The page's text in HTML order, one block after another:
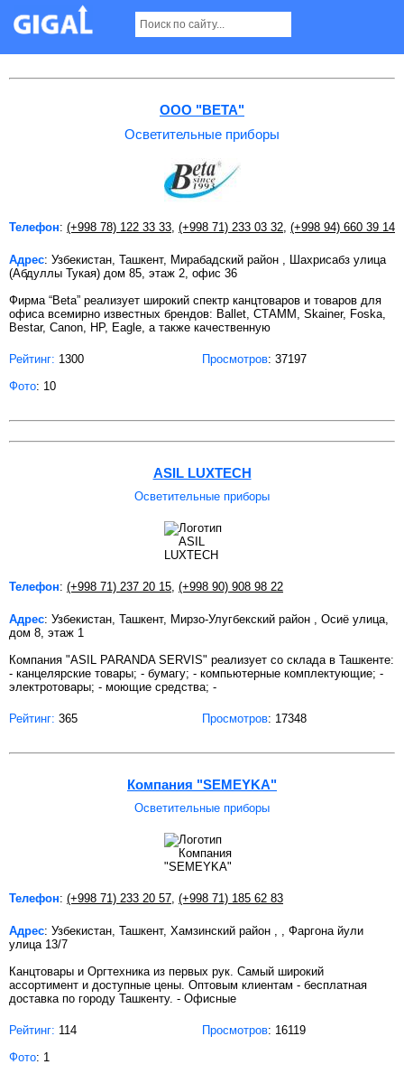
Осветительные приборы в Ташкенте
OOO "BETA"
Осветительные приборы
Телефон: (+998 78) 122 33 33 (+998 71) 233 03 32 (+998 94) 660 39 14
Адрес: Узбекистан, Ташкент, Мирабадский район , Шахрисабз улица
(Абдуллы Тукая) дом 85, этаж 2, офис 36
Фирма “Beta” реализует широкий спектр канцтоваров и товаров для
офиса всемирно известных брендов: Ballet, СТАММ, Skainer, Foska,
Bestar, Canon, HP, Eagle, а также качественную
Рейтинг: 1300 Просмотров: 37197
Фото: 10
ASIL LUXTECH
Осветительные приборы
Телефон: (+998 71) 237 20 15, (+998 90) 908 98 22
Адрес: Узбекистан, Ташкент, Мирзо-Улугбекский район , Осиё улица,
дом 8, этаж 1
Компания "ASIL PARANDA SERVIS" реализует со склада в Ташкенте:
- канцелярские товары; - бумагу; - компьютерные комплектующие; -
электротовары; - моющие средства; -
Рейтинг: 365 Просмотров: 17348
Компания "SEMEYKA"
Осветительные приборы
Телефон: (+998 71) 233 20 57, (+998 71) 185 62 83
Адрес: Узбекистан, Ташкент, Хамзинский район , , Фаргона йули
улица 13/7
Канцтовары и Оргтехника из первых рук. Самый широкий
ассортимент и доступные цены. Оптовым клиентам - бесплатная
доставка по городу Ташкенту. - Офисные
Рейтинг: 114 Просмотров: 16119
Фото: 1